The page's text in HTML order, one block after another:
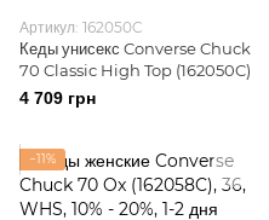
Артикул: 162050C
Кеды унисекс Converse Chuck
70 Classic High Top (162050C)
4 709 грн
−11%